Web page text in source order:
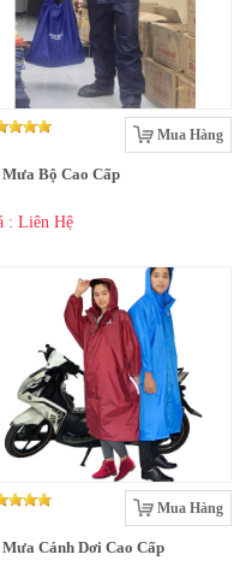
Mua Hàng
Bộ Cao Cấp
: Liên Hệ
Mua Hàng
Cánh Dơi Cao Cấp